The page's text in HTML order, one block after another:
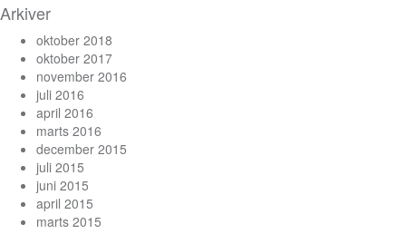
Arkiver
oktober 2018
oktober 2017
november 2016
juli 2016
april 2016
marts 2016
december 2015
juli 2015
juni 2015
april 2015
marts 2015